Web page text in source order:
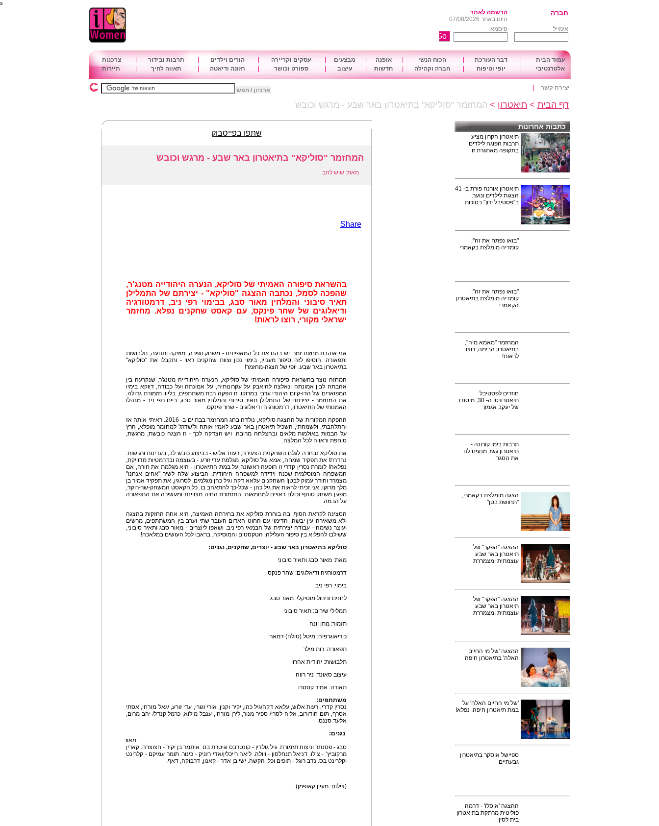
s
חברה
הרשמה לאתר
היום באתר 07/08/2026
אימייל
סיסמא
עמוד הבית דבר העורכת הכוח הנשי אופנה מבצעים עסקים וקריירה הורים וילדים תרבות ובידור
צרכנות
אלטרנטיבי
יופי וטיפוח חברה וקהילה חדשות עיצוב ספורט וכושר תזונה ודיאטה תאווה לחיך תיירות
יצירת קשר ארכיון / חפש
דף הבית > תיאטרון > המחזמר "סוליקא" בתיאטרון באר שבע - מרגש וכובש
כתבות אחרונות
תיאטרון הקרון מציע
תרבות הפוגה לילדים
בתקופה מאתגרת זו
תיאטרון אורנה פורת ב- 41
הצגות לילדים ונוער,
ב"פסטיבל ירון" בסוכות
"בואו נפתח את זה":
קומדיה מומלצת בקאמרי
"בואו נפתח את זה":
קומדיה מומלצת בתיאטרון
הקאמרי
המחזמר "מאמא מיה",
בתיאטרון הבימה, רוצו
לראות!
חוזרים לפסטיבל
תיאטרונטו ה- 30, מיסודו
של יעקב אגמון
תרבות בימי קורונה -
תיאטרון גשר מנעים לנו
את הסגר
הצגה מומלצת בקאמרי,
"תחושת בטן"
ההצגה "הפקר" של
תיאטרון באר שבע
עוצמתית ומצמררת
ההצגה "הפקר" של
תיאטרון באר שבע
עוצמתית ומצמררת
ההצגה 'של מי החיים
האלה' בתיאטרון חיפה
'של מי החיים האלה' על
במת תיאטרון חיפה. נפלא!
ספיישל אוסקר בתיאטרון
גבעתיים
ההצגה 'אוסלו' - דרמה
פוליטית מרתקת בתיאטרון
בית לסין
שתפו בפייסבוק
המחזמר "סוליקא" בתיאטרון באר שבע - מרגש וכובש
מאת: שוש להב
Share
בהשראת סיפורה האמיתי של סוליקא, הנערה היהודייה מטנג'ר,
שהפכה לסמל, נכתבה ההצגה "סוליקא" - יצירתם של התמלילן
תאיר סיבוני והמלחין מאור סבג, בבימוי רפי ניב, דרמטורגיה
ודיאלוגים של שחר פינקס, עם קאסט שחקנים נפלא. מחזמר
ישראלי מקורי, רוצו לראות!
אני אוהבת מחזות זמר. יש בהם את כל המאפיינים - משחק ושירה, מוזיקה ותנועה, תלבושות
ותפאורה. הוסיפו לזה סיפור מעניין, בימוי נכון וצוות שחקנים ראוי - ותקבלו את "סוליקא"
בתיאטרון באר שבע. יופי של הצגה-מחזמר!
המחזה נוצר בהשראת סיפורה האמיתי של סוליקא, הנערה היהודייה מטנג'ר, שנקרעה בין
אהבתה לבין אמונתה ונאלצה להיאבק על עקרונותיה, על אמונתה ועל כבודה, דווקא בימיו
המפוארים של הדו-קיום היהודי ערבי במרוקו. זו הפקה רבת משתתפים, בליווי תזמורת גדולה.
את המחזמר - יצירתם של התמלילן תאיר סיבוני והמלחין מאור סבג, ביים רפי ניב - מנהלו
האמנותי של התיאטרון, דרמטורגיה ודיאלוגים - שחר פינקס.
ההפקה המקורית של ההצגה סוליקא, נולדה בחג המחזמר בבת ים ב- 2016. ראיתי אותה אז
והתלהבתי, ולשמחתי, השכיל תיאטרון באר שבע לאמץ אותה ול'שדרג' למחזמר מופלא, הרץ
על הבמות באולמות מלאים ובהצלחה מרובה. ויש הצדקה לכך - זו הצגה כובשת, מרגשת,
סוחפת וראויה לכל המלצה.
את סוליקא נבחרה לגלם השחקנית הצעירה, רעות אלוש - בביצוע כובש לב, בעדינות ורגישות.
נהדרת! את תפקיד שמחה, אמא של סוליקא, מגלמת עדי זורע - בעוצמה ובדרמטיות מדוייקת,
נפלאה! לזמרת נסרין קדרי זו הופעה ראשונה על במת התיאטרון - היא מגלמת את חורה, אם
המשפחה המוסלמית שכנה וידידה למשפחה היהודית. הביצוע שלה לשיר "אחים אנחנו"
מצמרר וחודר עמוק לבטן! השחקנים עלאא דקה וגיל כהן מגלמים, לסרוגין, את תפקיד אמיר בן
מלך מרוקו. אני זכיתי לראות את גיל כהן - שכל-כך להתאהב בו. כל הקאסט המשחק-שר-רוקד,
מפגין משחק סוחף וכולם ראויים למחמאות. התזמורת החיה מצויינת ומעשירה את התפאורה
על הבמה.
הסצינה לקראת הסוף, בה בוחרת סוליקא את בחירתה האמיצה, היא אחת החזקות בהצגה
ולא משאירה עין יבשה. הדימוי עם החוט האדום העובר שתי וערב בין המשתתפים, מרשים
ועוצר נשימה - עבודה יצירתית של הבמאי רפי ניב. ושאפו ליוצרים - מאור סבג ותאיר סיבוני,
ששילבו להפליא בין סיפור העלילה, הטקסטים והמוסיקה. בראבו לכל העושים במלאכה!
סוליקא בתיאטרון באר שבע - יוצרים, שחקנים, נגנים:
מאת: מאור סבג ותאיר סיבוני
דרמטורגיה ודיאלוגים: שחר פנקס
בימוי: רפי ניב
לחנים וניהול מוסיקלי: מאור סבג
תמלילי שירים: תאיר סיבוני
תזמור: מתן יונה
כוריאוגרפיה: מיטל (טולה) דמארי
תפאורה: רות מילר
תלבושות: יהודית אהרון
עיצוב סאונד: ניר רווה
תאורה: אמיר קסטרו
משתתפים:
נסרין קדרי, רעות אלוש, עלאא דקה/גיל כהן, יקיר וקנין, אורי זגורי, עדי זורע, יגאל מזרחי, אסתי
אסרף, תום חודורוב, אליה לסרי/ ספיר מנור, לירן מזרחי, ענבל מילוא, כרמל קנדל/ יהב מרום,
אלעד סננס.
נגנים:
מאור
סבג - פסנתר וניצוח תזמורת. גיל גולדין - קונטרבס וגיטרת בס. איתמר בן יקיר - חצוצרה. קארין
מרקוביץ‘ - צ‘לו. דניאל תנחלסון - ויולה. ליאה רייכלין/אדי רזניק - כינור. תומר עמיקם - קלרינט
וקלרינט בס. נדב רוגל - תופים וכלי הקשה. ישי בן אדר - קאנון, דרבוקה, דאף.
(צילום: מעיין קאופמן)